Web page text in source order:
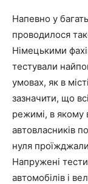
Напевно у
проводилося
Німецькими
тестували
умовах, як в
зазначити, що
режимі, в якому
автовласників
нуля
Напружені
автомобілів і